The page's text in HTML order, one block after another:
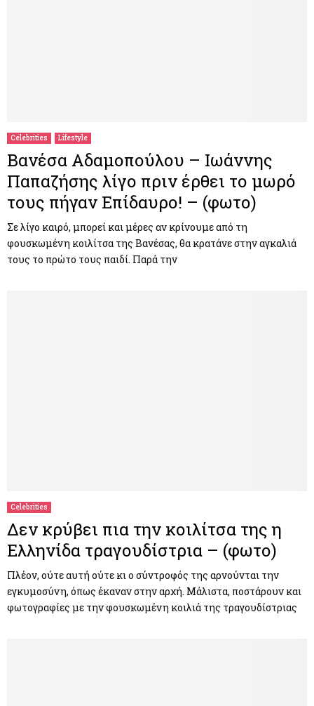
Celebrities Lifestyle
Βανέσα Αδαμοπούλου – Ιωάννης
Παπαζήσης λίγο πριν έρθει το μωρό
τους πήγαν Επίδαυρο! – (φωτο)
Σε λίγο καιρό, μπορεί και μέρες αν κρίνουμε από τη
φουσκωμένη κοιλίτσα της Βανέσας, θα κρατάνε στην αγκαλιά
τους το πρώτο τους παιδί. Παρά την
Celebrities
Δεν κρύβει πια την κοιλίτσα της η
Ελληνίδα τραγουδίστρια – (φωτο)
Πλέον, ούτε αυτή ούτε κι ο σύντροφός της αρνούνται την
εγκυμοσύνη, όπως έκαναν στην αρχή. Μάλιστα, ποστάρουν και
φωτογραφίες με την φουσκωμένη κοιλιά της τραγουδίστριας